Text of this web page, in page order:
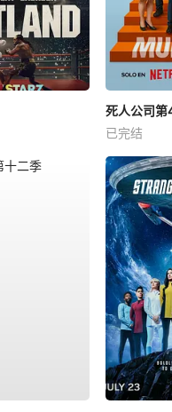
死人公司第
已完结